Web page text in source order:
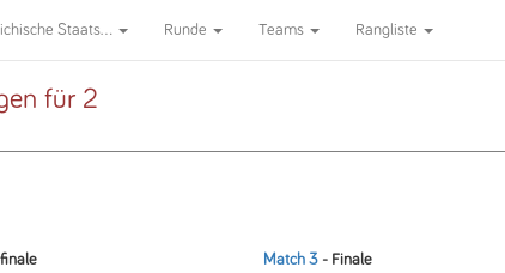
Staats... Runde Teams Rangliste
für 2
Match 3 - Finale